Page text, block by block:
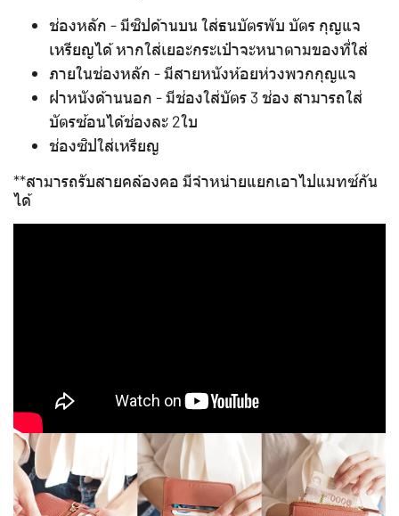
ช่องหลัก - มีซิปด้านบน ใส่ธนบัตรพับ บัตร กุญแจ
เหรียญได้ หากใส่เยอะกระเป๋าจะหนาตามของที่ใส่
ภายในช่องหลัก - มีสายหนังห้อยห่วงพวกกุญแจ
ฝาหนังด้านนอก - มีช่องใส่บัตร 3 ช่อง สามารถใส่
บัตรซ้อนได้ช่องละ 2ใบ
ช่องซิปใส่เหรียญ
**สามารถรับสายคล้องคอ มีจำหน่ายแยกเอาไปแมทซ์กัน
ได้